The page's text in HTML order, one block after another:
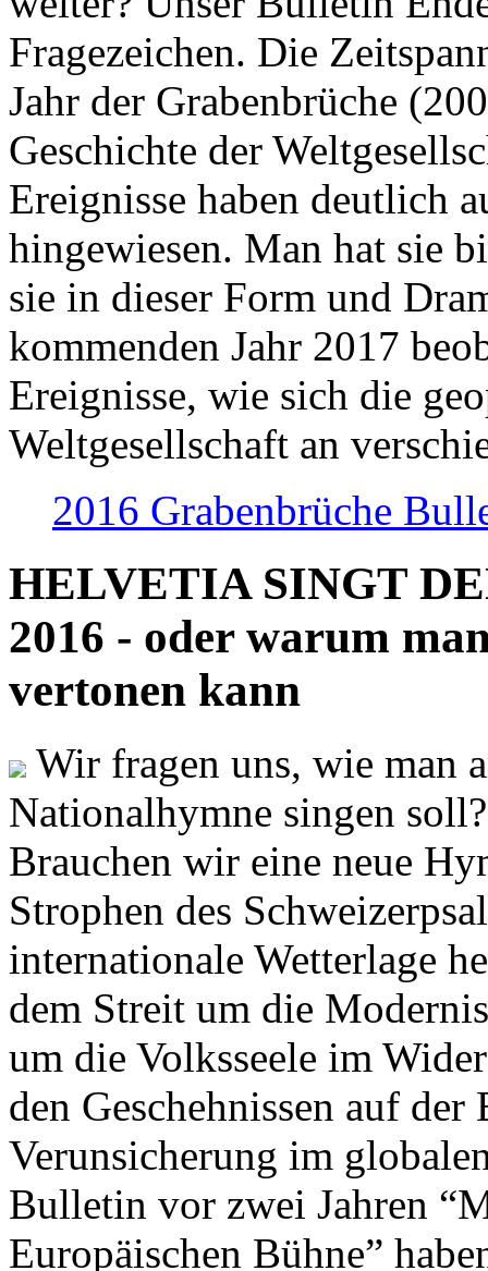
Fragezeichen. Die
Jahr der Grabenbrüche
Geschichte der
Ereignisse haben deutlich
hingewiesen. Man hat sie
sie in dieser Form und
kommenden Jahr 2017
Ereignisse, wie sich die
Weltgesellschaft an
2016 Grabenbrüche
HELVETIA SINGT
2016 - oder warum
vertonen kann
Wir fragen uns, wie man
Nationalhymne singen
Brauchen wir eine neue
Strophen des
internationale Wetterlage
dem Streit um die
um die Volksseele im
den Geschehnissen auf
Verunsicherung im
Bulletin vor zwei Jahren
Europäischen Bühne”